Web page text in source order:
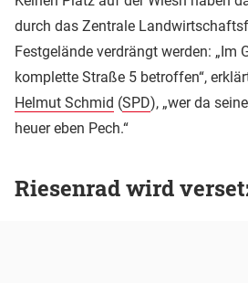
durch das Zentrale
Festgelände verdrängt werden: „Im
komplette Straße 5 betroffen“,
Helmut Schmid (SPD), „wer da
heuer eben Pech.“
Riesenrad wird